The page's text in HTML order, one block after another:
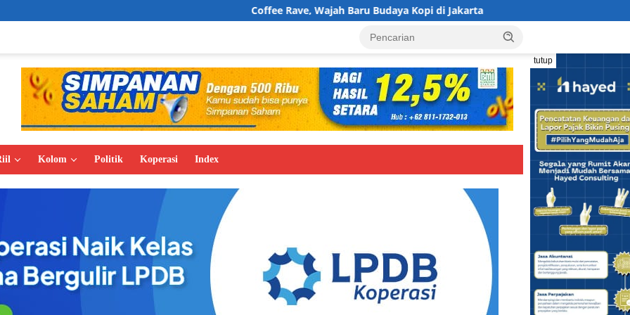
Coffee Rave, Wajah Baru Budaya Kopi di Jakarta Koperasi BMI Group Tancap Gas
tutup
Kolom Politik Koperasi Index